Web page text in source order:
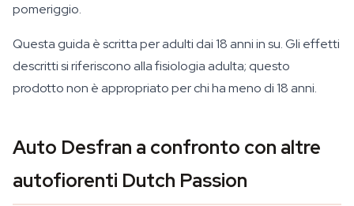
pomeriggio.
Questa guida è scritta per adulti dai 18 anni in su. Gli effetti
descritti si riferiscono alla fisiologia adulta; questo
prodotto non è appropriato per chi ha meno di 18 anni.
Auto Desfran a confronto con altre
autofiorenti Dutch Passion